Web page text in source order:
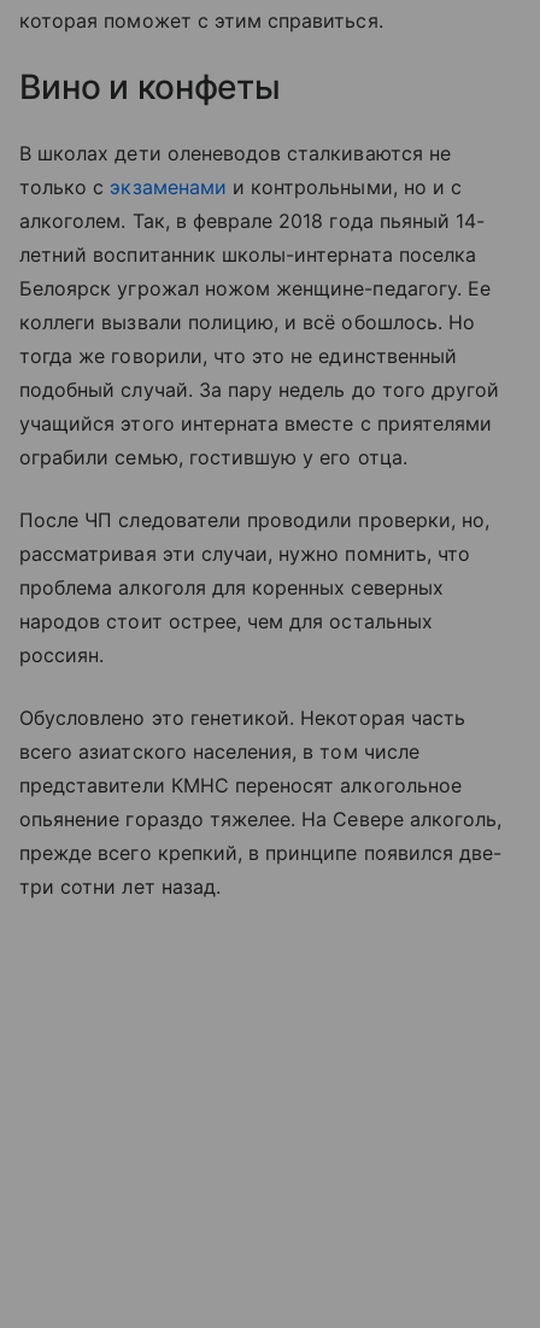
которая поможет с этим справиться.
Вино и конфеты
В школах дети оленеводов сталкиваются не
только с экзаменами и контрольными, но и с
алкоголем. Так, в феврале 2018 года пьяный 14-
летний воспитанник школы-интерната поселка
Белоярск угрожал ножом женщине-педагогу. Ее
коллеги вызвали полицию, и всё обошлось. Но
тогда же говорили, что это не единственный
подобный случай. За пару недель до того другой
учащийся этого интерната вместе с приятелями
ограбили семью, гостившую у его отца.
После ЧП следователи проводили проверки, но,
рассматривая эти случаи, нужно помнить, что
проблема алкоголя для коренных северных
народов стоит острее, чем для остальных
россиян.
Обусловлено это генетикой. Некоторая часть
всего азиатского населения, в том числе
представители КМНС переносят алкогольное
опьянение гораздо тяжелее. На Севере алкоголь,
прежде всего крепкий, в принципе появился две-
три сотни лет назад.